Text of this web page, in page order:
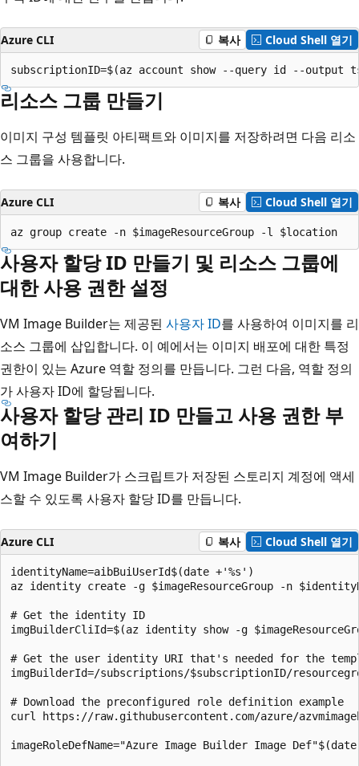
Azure CLI 복사 Cloud Shell 열기
리소스 그룹 만들기
이미지 구성 템플릿 아티팩트와 이미지를 저장하려면 다음 리소
스 그룹을 사용합니다.
Azure CLI 복사 Cloud Shell 열기
사용자 할당 ID 만들기 및 리소스 그룹에
대한 사용 권한 설정
VM Image Builder는 제공된 사용자 ID를 사용하여 이미지를 리
소스 그룹에 삽입합니다. 이 예에서는 이미지 배포에 대한 특정
권한이 있는 Azure 역할 정의를 만듭니다. 그런 다음, 역할 정의
가 사용자 ID에 할당됩니다.
사용자 할당 관리 ID 만들고 사용 권한 부
여하기
VM Image Builder가 스크립트가 저장된 스토리지 계정에 액세
스할 수 있도록 사용자 할당 ID를 만듭니다.
Azure CLI 복사 Cloud Shell 열기
identityName=aibBuiUserId$(date +'%s')
az identity create -g $imageResourceGroup -n
# Get the identity ID
imgBuilderCliId=$(az identity show -g
# Get the user identity URI that's needed for the
imgBuilderId=/subscriptions/$subscriptionID/
# Download the preconfigured role definition example
curl https://raw.githubusercontent.com/azure/
imageRoleDefName="Azure Image Builder Image